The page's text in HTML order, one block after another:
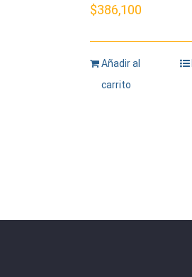
$386,100
Añadir al
carrito